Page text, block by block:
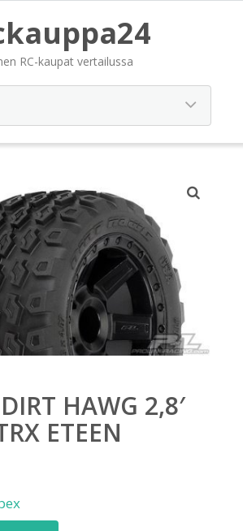
RC-kaupat vertailussa
HAWG 2,8′
ETEEN